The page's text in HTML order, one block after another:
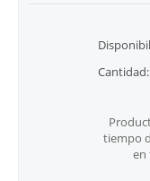
Cantidad:
tiempo
en